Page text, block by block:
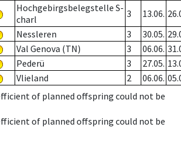
Hochgebirgsbelegstelle S-
charl
3 13.06.
Nessleren 3 30.05.
Val Genova (TN) 3 06.06.
Pederü 3 27.05.
Vlieland 2 06.06.
of planned offspring could not be
of planned offspring could not be